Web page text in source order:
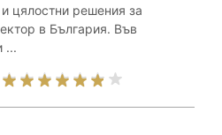
цялостни решения за
в България. Във
...